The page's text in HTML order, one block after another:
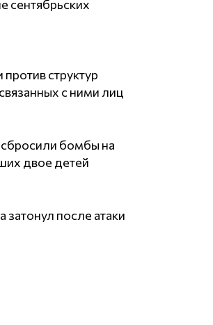
сентябрьских
структур
с ними лиц
сбросили бомбы на
двое детей
после атаки